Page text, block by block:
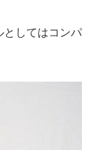
としてはコンパ